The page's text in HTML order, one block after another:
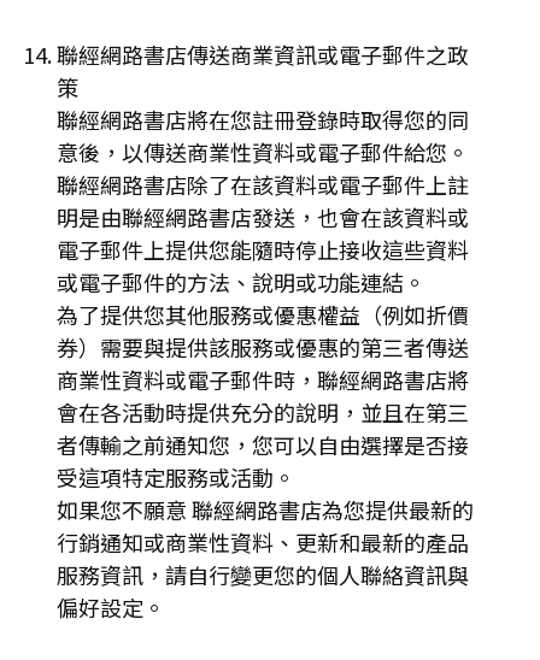
聯經網路書店傳送商業資訊或電子郵件之政
策
聯經網路書店將在您註冊登錄時取得您的同
意後，以傳送商業性資料或電子郵件給您。
聯經網路書店除了在該資料或電子郵件上註
明是由聯經網路書店發送，也會在該資料或
電子郵件上提供您能隨時停止接收這些資料
或電子郵件的方法、說明或功能連結。
為了提供您其他服務或優惠權益（例如折價
券）需要與提供該服務或優惠的第三者傳送
商業性資料或電子郵件時，聯經網路書店將
會在各活動時提供充分的說明，並且在第三
者傳輸之前通知您，您可以自由選擇是否接
受這項特定服務或活動。
如果您不願意 聯經網路書店為您提供最新的
行銷通知或商業性資料、更新和最新的產品
服務資訊，請自行變更您的個人聯絡資訊與
偏好設定。